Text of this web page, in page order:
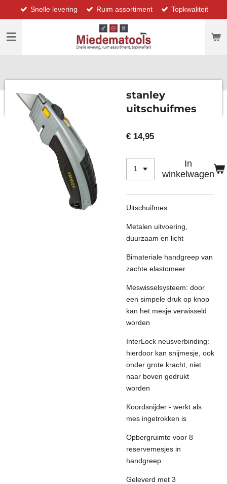
direct
naar
hoofdinhoud
Snelle levering Ruim assortiment Topkwaliteit
stanley
uitschuifmes
€ 14,95
In
winkelwagen
Uitschuifmes
Metalen uitvoering,
duurzaam en licht
Bimateriale handgreep van
zachte elastomeer
Meswisselsysteem: door
een simpele druk op knop
kan het mesje verwisseld
worden
InterLock neusverbinding:
hierdoor kan snijmesje, ook
onder grote kracht, niet
naar boven gedrukt
worden
Koordsnijder - werkt als
mes ingetrokken is
Opbergruimte voor 8
reservemesjes in
handgreep
Geleverd met 3